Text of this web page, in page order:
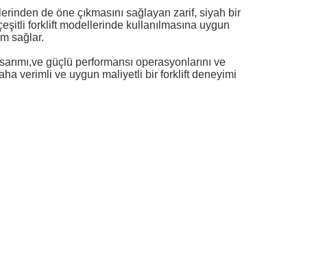
de öne çıkmasını sağlayan zarif, siyah bir
forklift modellerinde kullanılmasına uygun
sağlar.
güçlü performansı operasyonlarını ve
verimli ve uygun maliyetli bir forklift deneyimi